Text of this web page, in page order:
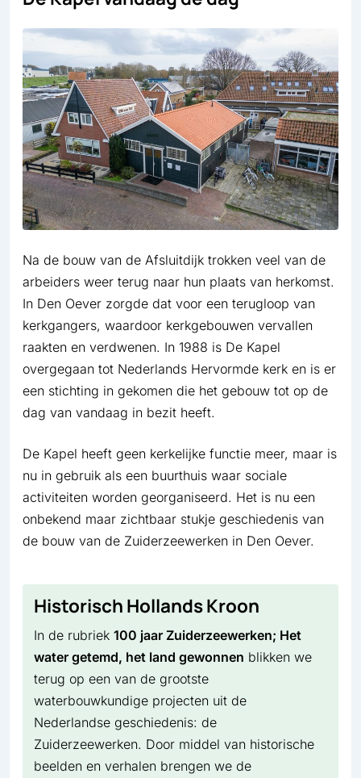
Na de bouw van de Afsluitdijk trokken veel van de
arbeiders weer terug naar hun plaats van herkomst.
In Den Oever zorgde dat voor een terugloop van
kerkgangers, waardoor kerkgebouwen vervallen
raakten en verdwenen. In 1988 is De Kapel
overgegaan tot Nederlands Hervormde kerk en is er
een stichting in gekomen die het gebouw tot op de
dag van vandaag in bezit heeft.
De Kapel heeft geen kerkelijke functie meer, maar is
nu in gebruik als een buurthuis waar sociale
activiteiten worden georganiseerd. Het is nu een
onbekend maar zichtbaar stukje geschiedenis van
de bouw van de Zuiderzeewerken in Den Oever.
Historisch Hollands Kroon
In de rubriek100 jaar Zuiderzeewerken; Het
water getemd, het land gewonnen blikken we
terug op een van de grootste
waterbouwkundige projecten uit de
Nederlandse geschiedenis: de
Zuiderzeewerken. Door middel van historische
beelden en verhalen brengen we de